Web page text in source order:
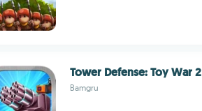
Tower Defense: Toy War 2
Bamgru